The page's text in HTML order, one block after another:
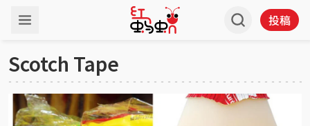
投稿
Scotch Tape